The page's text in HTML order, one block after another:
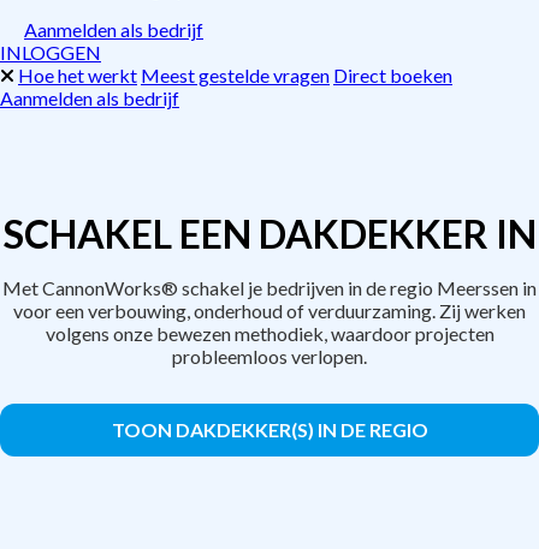
Aanmelden als bedrijf
INLOGGEN
Hoe het werkt Meest gestelde vragen Direct boeken
Aanmelden als bedrijf
SCHAKEL EEN DAKDEKKER IN
Met CannonWorks® schakel je bedrijven in de regio Meerssen in
voor een verbouwing, onderhoud of verduurzaming. Zij werken
volgens onze bewezen methodiek, waardoor projecten
probleemloos verlopen.
TOON DAKDEKKER(S) IN DE REGIO